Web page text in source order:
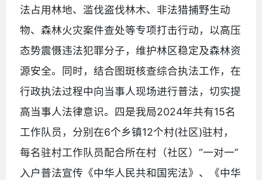
法占用林地、滥伐盗伐林木、非法猎捕野生动
物、森林火灾案件查处等专项打击行动，以高压
态势震慑违法犯罪分子，维护林区稳定及森林资
源安全。同时，结合图斑核查综合执法工作，在
行政执法过程中向当事人现场进行普法，切实提
高当事人法律意识。四是我局2024年共有15名
工作队员，分别在6个乡镇12个村(社区)驻村，
每名驻村工作队员配合所在村（社区）“一对一”
入户普法宣传《中华人民共和国宪法》、《中华